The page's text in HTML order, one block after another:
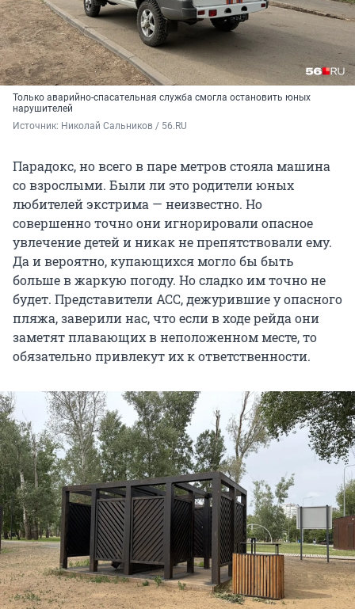
Только аварийно-спасательная служба смогла остановить юных
нарушителей
Источник: Николай Сальников / 56.RU
Парадокс, но всего в паре метров стояла машина
со взрослыми. Были ли это родители юных
любителей экстрима — неизвестно. Но
совершенно точно они игнорировали опасное
увлечение детей и никак не препятствовали ему.
Да и вероятно, купающихся могло бы быть
больше в жаркую погоду. Но сладко им точно не
будет. Представители АСС, дежурившие у опасного
пляжа, заверили нас, что если в ходе рейда они
заметят плавающих в неположенном месте, то
обязательно привлекут их к ответственности.